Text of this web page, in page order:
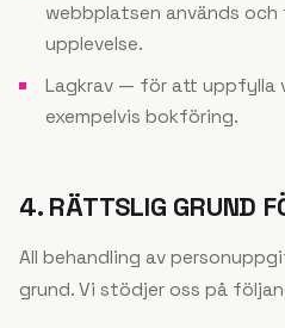
webbplatsen används
upplevelse.
Lagkrav — för att uppfylla
exempelvis bokföring.
4. RÄTTSLIG GRUND
All behandling av
grund. Vi stödjer oss på